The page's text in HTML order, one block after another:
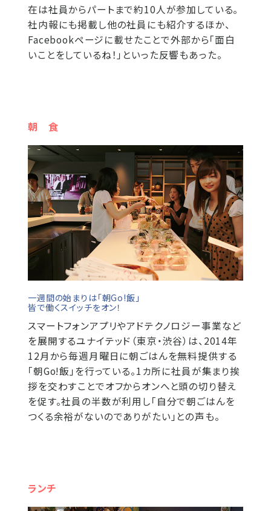
在は社員からパートまで約10人が参加している。
社内報にも掲載し他の社員にも紹介するほか、
Facebookページに載せたことで外部から「面白
いことをしているね！」といった反響もあった。
朝 食
一週間の始まりは「朝Go!飯」
皆で働くスイッチをオン！
スマートフォンアプリやアドテクノロジー事業など
を展開するユナイテッド（東京・渋谷）は、2014年
12月から毎週月曜日に朝ごはんを無料提供する
「朝Go!飯」を行っている。1カ所に社員が集まり挨
拶を交わすことでオフからオンへと頭の切り替え
を促す。社員の半数が利用し「自分で朝ごはんを
つくる余裕がないのでありがたい」との声も。
ランチ